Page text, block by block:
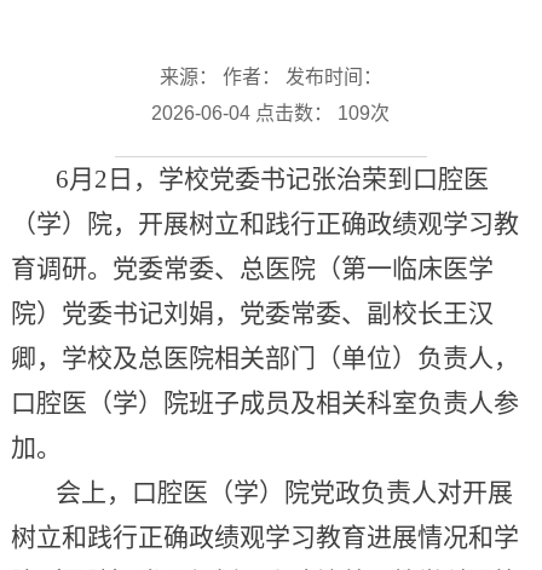
来源： 作者： 发布时间：
2026-06-04 点击数： 109次
6月2日，学校党委书记张治荣到口腔医
（学）院，开展树立和践行正确政绩观学习教
育调研。党委常委、总医院（第一临床医学
院）党委书记刘娟，党委常委、副校长王汉
卿，学校及总医院相关部门（单位）负责人，
口腔医（学）院班子成员及相关科室负责人参
加。
会上，口腔医（学）院党政负责人对开展
树立和践行正确政绩观学习教育进展情况和学